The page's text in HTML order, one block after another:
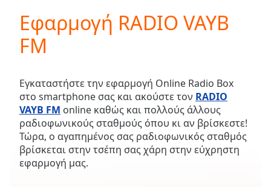
Video
Skip
Forward
Mute
Current
Time0:00
Duration-:-
Loaded:
Εφαρμογή RADIO VAYB
FM
Εγκαταστήστε την εφαρμογή Online Radio Box
στο smartphone σας και ακούστε τον RADIO
VAYB FM online καθώς και πολλούς άλλους
ραδιοφωνικούς σταθμούς όπου κι αν βρίσκεστε!
Τώρα, ο αγαπημένος σας ραδιοφωνικός σταθμός
βρίσκεται στην τσέπη σας χάρη στην εύχρηστη
εφαρμογή μας.